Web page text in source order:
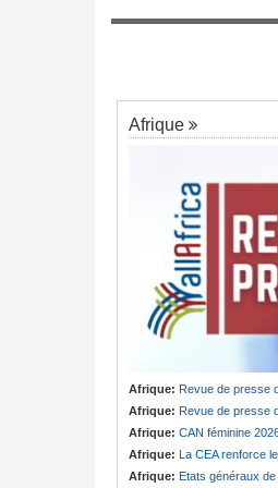
Afrique
Afrique: Revue de presse
Afrique: Revue de presse
Afrique: CAN féminine 2026
Afrique: La CEA renforce les
Afrique: Etats généraux de